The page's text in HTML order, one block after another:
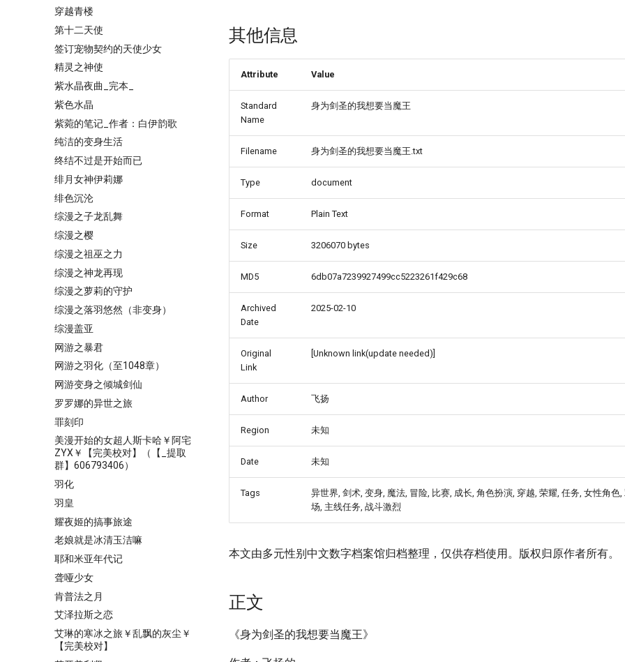
穿越青楼
第十二天使
签订宠物契约的天使少女
精灵之神使
紫水晶夜曲_完本_
紫色水晶
紫菀的笔记_作者：白伊韵歌
纯洁的变身生活
终结不过是开始而已
绯月女神伊莉娜
绯色沉沦
综漫之子龙乱舞
综漫之樱
综漫之祖巫之力
综漫之神龙再现
综漫之萝莉的守护
综漫之落羽悠然（非变身）
综漫盖亚
网游之暴君
网游之羽化（至1048章）
网游变身之倾城剑仙
罗罗娜的异世之旅
罪刻印
美漫开始的女超人斯卡哈￥阿宅
ZYX￥【完美校对】（【_提取
群】606793406）
羽化
羽皇
耀夜姬的搞事旅途
老娘就是冰清玉洁嘛
耶和米亚年代记
聋哑少女
肯普法之月
艾泽拉斯之恋
艾琳的寒冰之旅￥乱飘的灰尘￥
【完美校对】
其他信息
Attribute Value
Standard
Name
身为剑圣的我想要当魔王
Filename 身为剑圣的我想要当魔王.txt
Type document
Format Plain Text
Size 3206070 bytes
MD5 6db07a7239927499cc5223261f429c68
Archived
Date
2025-02-10
Original
Link
[Unknown link(update needed)]
Author 飞扬
Region 未知
Date 未知
Tags
异世界, 剑术, 变身, 魔法, 冒险, 比赛, 成长, 角色扮演, 穿越, 荣耀, 任务, 女性角色
场, 主线任务, 战斗激烈
本文由多元性别中文数字档案馆归档整理，仅供存档使用。版权归原作者所有。
正文
《身为剑圣的我想要当魔王》